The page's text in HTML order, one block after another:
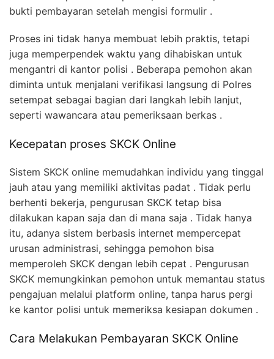
bukti pembayaran setelah mengisi formulir .
Proses ini tidak hanya membuat lebih praktis, tetapi
juga memperpendek waktu yang dihabiskan untuk
mengantri di kantor polisi . Beberapa pemohon akan
diminta untuk menjalani verifikasi langsung di Polres
setempat sebagai bagian dari langkah lebih lanjut,
seperti wawancara atau pemeriksaan berkas .
Kecepatan proses SKCK Online
Sistem SKCK online memudahkan individu yang tinggal
jauh atau yang memiliki aktivitas padat . Tidak perlu
berhenti bekerja, pengurusan SKCK tetap bisa
dilakukan kapan saja dan di mana saja . Tidak hanya
itu, adanya sistem berbasis internet mempercepat
urusan administrasi, sehingga pemohon bisa
memperoleh SKCK dengan lebih cepat . Pengurusan
SKCK memungkinkan pemohon untuk memantau status
pengajuan melalui platform online, tanpa harus pergi
ke kantor polisi untuk memeriksa kesiapan dokumen .
Cara Melakukan Pembayaran SKCK Online